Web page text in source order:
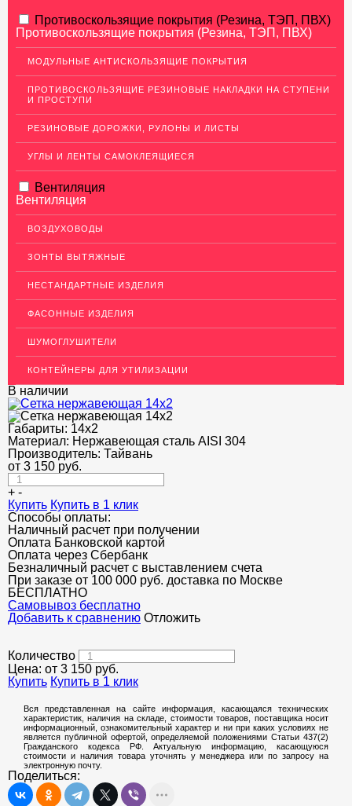
АЛЮМИНИЕВЫЙ ПРОКАТ
НЕРЖАВЕЮЩАЯ СТАЛЬ
Нержавеющие листы
Уголки из нержавеющей стали
Полоса из нержавейки
Нержавеющие трубы
ПВЛ-листы
Сетка из нержавейки
МЕДНЫЙ ПРОКАТ
ЛАТУННЫЙ ПРОКАТ
ДЕКОР НЕРЖАВЕЙКА
ОГРАЖДЕНИЯ ДЛЯ ЛЕСТНИЦ
ЭЛЕКТРОДЫ
ДЕКОРАТИВНЫЙ УГОЛОК
МЕТАЛЛИЧЕСКИЕ ПОРОГИ НАПОЛЬНЫЕ (ДЛЯ ПОЛА),
РАСКЛАДКА, ПЛИНТУС
АКЦИИ
НЕДОРОГОЙ МЕТАЛЛОПРОКАТ
Противоскользящие покрытия (Резина, ТЭП, ПВХ)
Противоскользящие покрытия (Резина, ТЭП, ПВХ)
МОДУЛЬНЫЕ АНТИСКОЛЬЗЯЩИЕ ПОКРЫТИЯ
ПРОТИВОСКОЛЬЗЯЩИЕ РЕЗИНОВЫЕ НАКЛАДКИ НА СТУПЕНИ
И ПРОСТУПИ
РЕЗИНОВЫЕ ДОРОЖКИ, РУЛОНЫ И ЛИСТЫ
УГЛЫ И ЛЕНТЫ САМОКЛЕЯЩИЕСЯ
Вентиляция
Вентиляция
ВОЗДУХОВОДЫ
ЗОНТЫ ВЫТЯЖНЫЕ
НЕСТАНДАРТНЫЕ ИЗДЕЛИЯ
ФАСОННЫЕ ИЗДЕЛИЯ
ШУМОГЛУШИТЕЛИ
КОНТЕЙНЕРЫ ДЛЯ УТИЛИЗАЦИИ
В наличии
Габариты: 14x2
Материал: Нержавеющая сталь AISI 304
Производитель: Тайвань
от 3 150 руб.
+ -
Купить Купить в 1 клик
Способы оплаты:
Наличный расчет при получении
Оплата Банковской картой
Оплата через Сбербанк
Безналичный расчет с выставлением счета
При заказе от 100 000 руб. доставка по Москве
БЕСПЛАТНО
Cамовывоз бесплатно
Добавить к сравнению Отложить
Количество
Цена: от 3 150 руб.
Купить Купить в 1 клик
Вся представленная на сайте информация, касающаяся технических
характеристик, наличия на складе, стоимости товаров, поставщика носит
информационный, ознакомительный характер и ни при каких условиях не
является публичной офертой, определяемой положениями Статьи 437(2)
Гражданского кодекса РФ. Актуальную информацию, касающуюся
стоимости и наличия товара уточнять у менеджера или по запросу на
электронную почту.
Поделиться: